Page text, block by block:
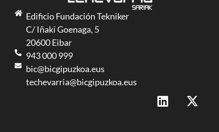
Edificio Fundación Tekniker
C/ Iñaki Goenaga, 5
20600 Eibar
943 000 999
bic@bicgipuzkoa.eus
techevarria@bicgipuzkoa.eus